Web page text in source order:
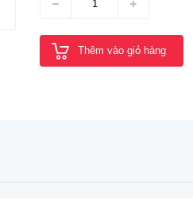
Thêm vào giỏ hàng